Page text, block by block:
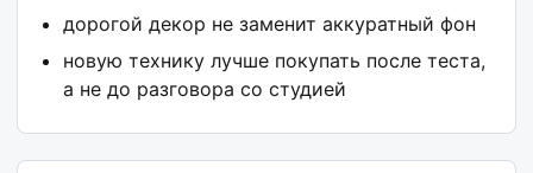
дорогой декор не заменит аккуратный фон
новую технику лучше покупать после теста,
а не до разговора со студией